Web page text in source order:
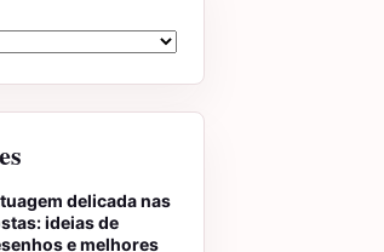
delicada nas
ideias de
e melhores